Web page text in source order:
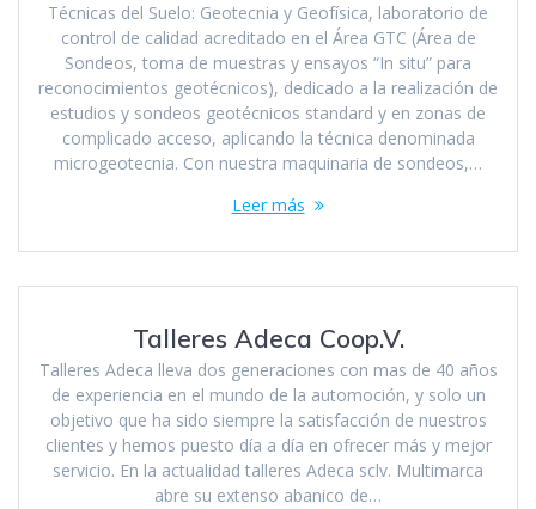
Técnicas del Suelo: Geotecnia y Geofísica, laboratorio de
control de calidad acreditado en el Área GTC (Área de
Sondeos, toma de muestras y ensayos “In situ” para
reconocimientos geotécnicos), dedicado a la realización de
estudios y sondeos geotécnicos standard y en zonas de
complicado acceso, aplicando la técnica denominada
microgeotecnia. Con nuestra maquinaria de sondeos,…
Leer más
Talleres Adeca Coop.V.
Talleres Adeca lleva dos generaciones con mas de 40 años
de experiencia en el mundo de la automoción, y solo un
objetivo que ha sido siempre la satisfacción de nuestros
clientes y hemos puesto día a día en ofrecer más y mejor
servicio. En la actualidad talleres Adeca sclv. Multimarca
abre su extenso abanico de…